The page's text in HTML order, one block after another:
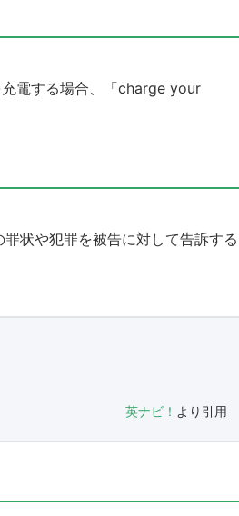
電する場合、「charge your
状や犯罪を被告に対して告訴する
英ナビ！ より引用